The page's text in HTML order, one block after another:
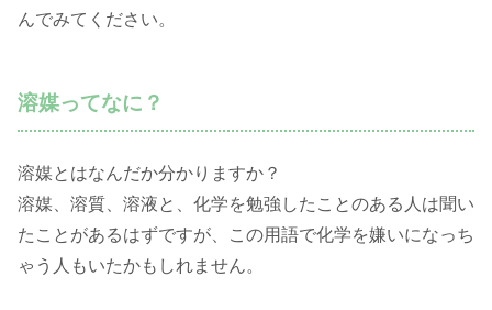
んでみてください。
溶媒ってなに？
溶媒とはなんだか分かりますか？
溶媒、溶質、溶液と、化学を勉強したことのある人は聞い
たことがあるはずですが、この用語で化学を嫌いになっち
ゃう人もいたかもしれません。